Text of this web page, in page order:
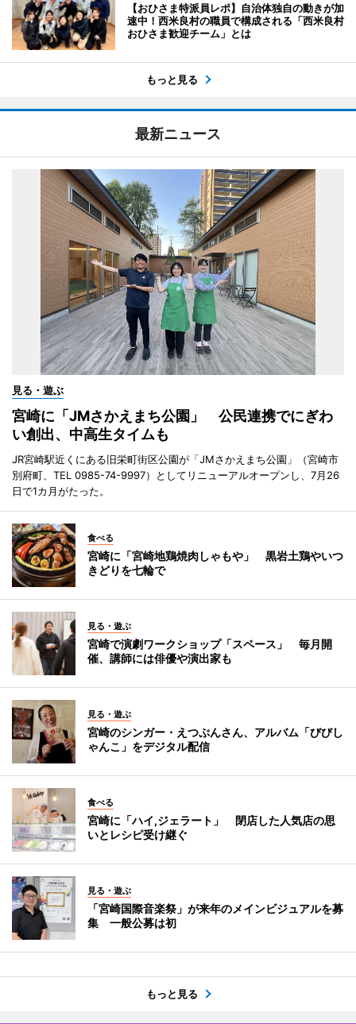
【おひさま特派員レポ】自治体独自の動きが加
速中！西米良村の職員で構成される「西米良村
おひさま歓迎チーム」とは
もっと見る
最新ニュース
見る・遊ぶ
宮崎に「JMさかえまち公園」 公民連携でにぎわ
い創出、中高生タイムも
JR宮崎駅近くにある旧栄町街区公園が「JMさかえまち公園」（宮崎市
別府町、TEL 0985-74-9997）としてリニューアルオープンし、7月26
日で1カ月がたった。
食べる
宮崎に「宮崎地鶏焼肉しゃもや」 黒岩土鶏やいつ
きどりを七輪で
見る・遊ぶ
宮崎で演劇ワークショップ「スペース」 毎月開
催、講師には俳優や演出家も
見る・遊ぶ
宮崎のシンガー・えつぷんさん、アルバム「びびし
ゃんこ」をデジタル配信
食べる
宮崎に「ハイ,ジェラート」 閉店した人気店の思
いとレシピ受け継ぐ
見る・遊ぶ
「宮崎国際音楽祭」が来年のメインビジュアルを募
集 一般公募は初
もっと見る